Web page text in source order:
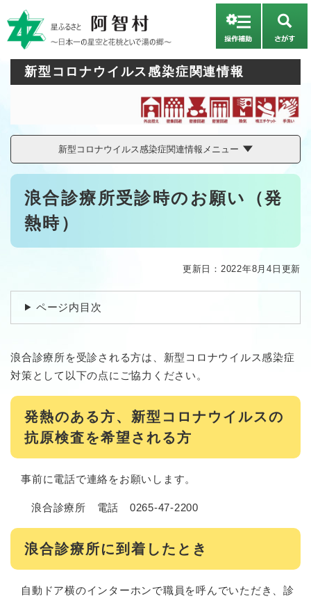
ー
ジ
が
す
新型コロナウイルス感染症関連情報
新型コロナウイルス感染症関連情報メニュー
本
浪合診療所受診時のお願い（発
熱時）
更新日：2022年8月4日更新
ページ内目次
浪合診療所を受診される方は、新型コロナウイルス感染症
対策として以下の点にご協力ください。
発熱のある方、新型コロナウイルスの
抗原検査を希望される方
事前に電話で連絡をお願いします。
浪合診療所 電話 0265-47-2200
浪合診療所に到着したとき
自動ドア横のインターホンで職員を呼んでいただき、診